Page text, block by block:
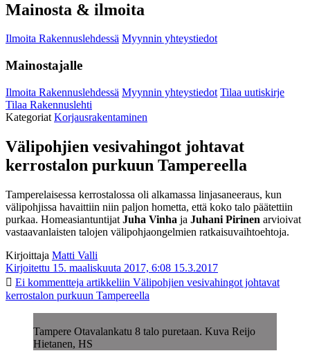
Mainosta & ilmoita
Ilmoita Rakennuslehdessä Myynnin yhteystiedot
Mainostajalle
Ilmoita Rakennuslehdessä Myynnin yhteystiedot Tilaa uutiskirje
Tilaa Rakennuslehti
Kategoriat Korjausrakentaminen
Välipohjien vesivahingot johtavat
kerrostalon purkuun Tampereella
Tamperelaisessa kerrostalossa oli alkamassa linjasaneeraus, kun
välipohjissa havaittiin niin paljon hometta, että koko talo päätettiin
purkaa. Homeasiantuntijat Juha Vinha ja Juhani Pirinen arvioivat
vastaavanlaisten talojen välipohjaongelmien ratkaisuvaihtoehtoja.
Kirjoittaja Matti Valli
Kirjoitettu 15. maaliskuuta 2017, 6:08 15.3.2017
Ei kommentteja artikkeliin Välipohjien vesivahingot johtavat
kerrostalon purkuun Tampereella
Tampere Otavalankatu 8 talo puretaan. Kuva Reijo
Hietanen, HS